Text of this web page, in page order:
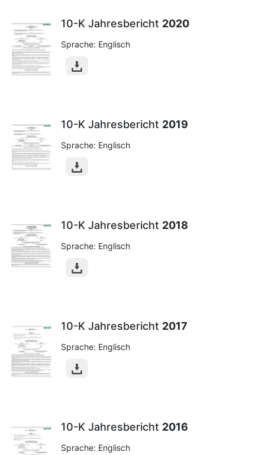
10-K Jahresbericht 2020
Sprache: Englisch
10-K Jahresbericht 2019
Sprache: Englisch
10-K Jahresbericht 2018
Sprache: Englisch
10-K Jahresbericht 2017
Sprache: Englisch
10-K Jahresbericht 2016
Sprache: Englisch